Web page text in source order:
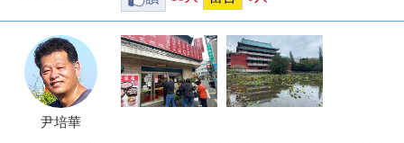
尹培華